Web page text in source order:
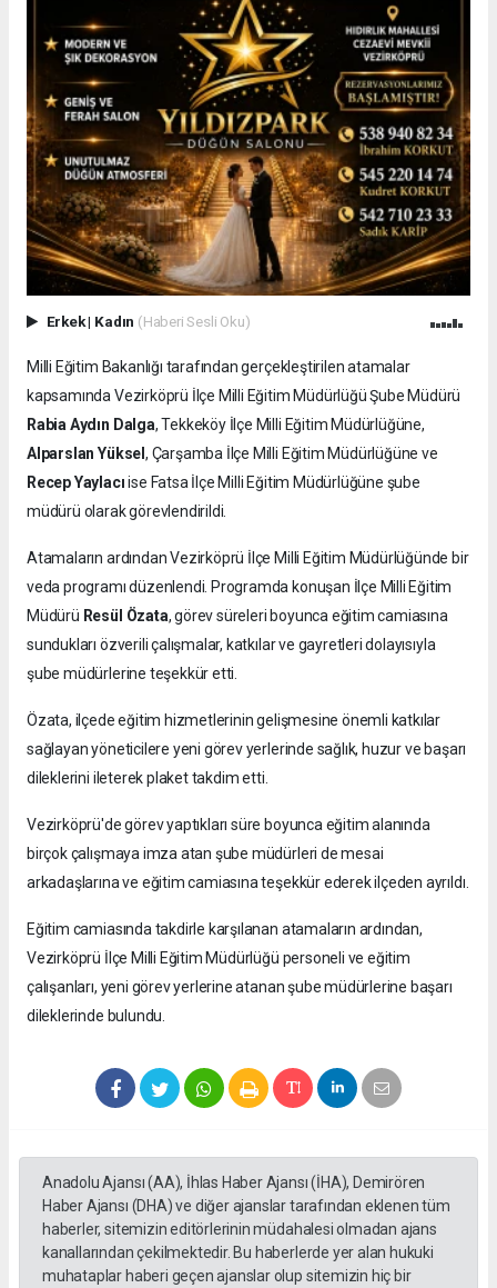
Erkek| Kadın (Haberi Sesli Oku)
Milli Eğitim Bakanlığı tarafından gerçekleştirilen atamalar
kapsamında Vezirköprü İlçe Milli Eğitim Müdürlüğü Şube Müdürü
Rabia Aydın Dalga, Tekkeköy İlçe Milli Eğitim Müdürlüğüne,
Alparslan Yüksel , Çarşamba İlçe Milli Eğitim Müdürlüğüne ve
Recep Yaylacıise Fatsa İlçe Milli Eğitim Müdürlüğüne şube
müdürü olarak görevlendirildi.
Atamaların ardından Vezirköprü İlçe Milli Eğitim Müdürlüğünde bir
veda programı düzenlendi. Programda konuşan İlçe Milli Eğitim
Müdürü Resül Özata, görev süreleri boyunca eğitim camiasına
sundukları özverili çalışmalar, katkılar ve gayretleri dolayısıyla
şube müdürlerine teşekkür etti.
Özata, ilçede eğitim hizmetlerinin gelişmesine önemli katkılar
sağlayan yöneticilere yeni görev yerlerinde sağlık, huzur ve başarı
dileklerini ileterek plaket takdim etti.
Vezirköprü'de görev yaptıkları süre boyunca eğitim alanında
birçok çalışmaya imza atan şube müdürleri de mesai
arkadaşlarına ve eğitim camiasına teşekkür ederek ilçeden ayrıldı.
Eğitim camiasında takdirle karşılanan atamaların ardından,
Vezirköprü İlçe Milli Eğitim Müdürlüğü personeli ve eğitim
çalışanları, yeni görev yerlerine atanan şube müdürlerine başarı
dileklerinde bulundu.
Anadolu Ajansı (AA), İhlas Haber Ajansı (İHA), Demirören
Haber Ajansı (DHA) ve diğer ajanslar tarafından eklenen tüm
haberler, sitemizin editörlerinin müdahalesi olmadan ajans
kanallarından çekilmektedir. Bu haberlerde yer alan hukuki
muhataplar haberi geçen ajanslar olup sitemizin hiç bir